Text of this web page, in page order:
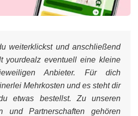
weiterklickst und anschließend
yourdealz eventuell eine kleine
Anbieter. Für dich
Mehrkosten und es steht dir
etwas bestellst. Zu unseren
und Partnerschaften gehören